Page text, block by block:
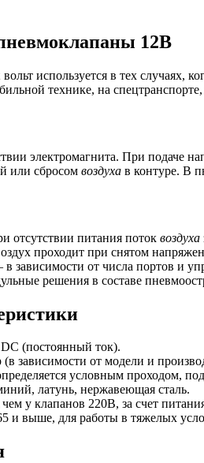
12В
используется в тех случаях,
технике, на
электромагнита. При подаче
или сбросом воздуха в контуре. В
отсутствии питания поток воздуха
проходит при снятом
зависимости от числа портов и
решения в составе
(постоянный ток).
(в зависимости от модели и
условным проходом,
латунь, нержавеющая сталь.
у клапанов 220В, за счет
и выше, для работы в тяжелых